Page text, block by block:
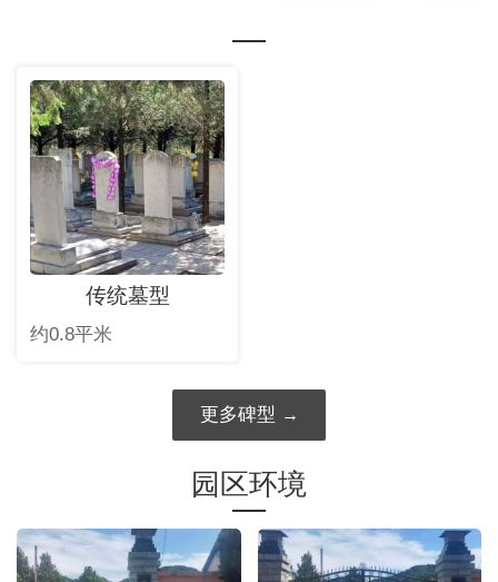
传统墓型
约0.8平米
更多碑型
园区环境